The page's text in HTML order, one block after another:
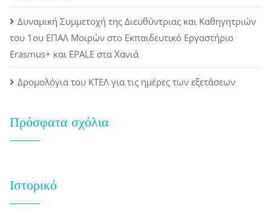
Δυναμική Συμμετοχή της Διευθύντριας και Καθηγητριών
του 1ου ΕΠΑΛ Μοιρών στο Εκπαιδευτικό Εργαστήριο
Erasmus+ και EPALE στα Χανιά
Δρομολόγια του ΚΤΕΛ για τις ημέρες των εξετάσεων
Πρόσφατα σχόλια
Ιστορικό